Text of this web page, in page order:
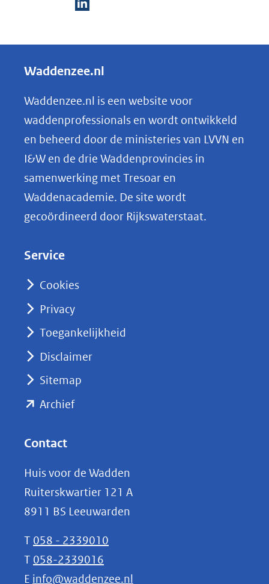
e
e
n
o
p
k
e
nieuw
naar
Waddenzee.nl
Waddenzee.nl is een website voor
waddenprofessionals en wordt ontwikkeld
en beheerd door de ministeries van LVVN en
I&W en de drie Waddenprovincies in
samenwerking met Tresoar en
Waddenacademie. De site wordt
gecoördineerd door Rijkswaterstaat.
Service
Cookies
Privacy
Toegankelijkheid
Disclaimer
Sitemap
Archief(opent
(verwijst
naar
een
andere
website)
Contact
Huis voor de Wadden
Ruiterskwartier 121 A
8911 BS Leeuwarden
T 058 - 2339010
T 058-2339016
E info@waddenzee.nl